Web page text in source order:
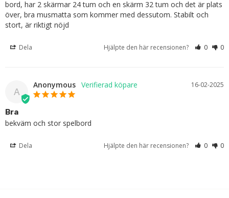
bord, har 2 skärmar 24 tum och en skärm 32 tum och det är plats
över, bra musmatta som kommer med dessutom. Stabilt och
stort, är riktigt nöjd
Dela Hjälpte den här recensionen? 0 0
A
16-02-2025
Anonymous
Bra
bekväm och stor spelbord
Dela Hjälpte den här recensionen? 0 0